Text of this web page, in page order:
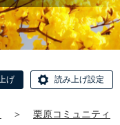
げ 読み上げ設定
＞
栗原コミュニティ